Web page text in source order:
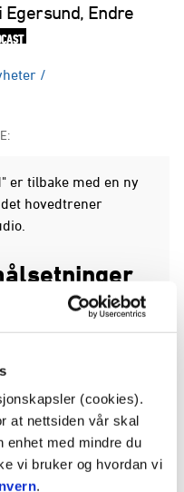
(cookies).
at nettsiden vår skal
enhet med mindre du
vi bruker og hvordan vi
.
Endre
/
er tilbake med en ny
hovedtrener
i klubben etter å ha
og forteller i
selv har vært
kvinnerheringen